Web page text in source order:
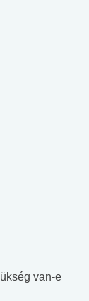
van-e